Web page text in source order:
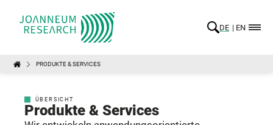
DE EN
PRODUKTE & SERVICES
ÜBERSICHT
Produkte & Services